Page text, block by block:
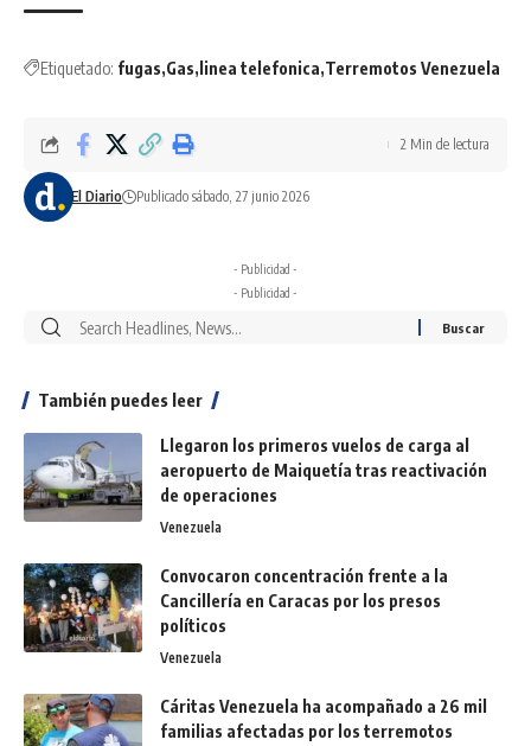
Etiquetado: fugas Gas linea telefonica Terremotos Venezuela
El Diario Publicado sábado, 27 junio 2026
2 Min de lectura
- Publicidad -
- Publicidad -
También puedes leer
Llegaron los primeros vuelos de carga al
aeropuerto de Maiquetía tras reactivación
de operaciones
Venezuela
Convocaron concentración frente a la
Cancillería en Caracas por los presos
políticos
Venezuela
Cáritas Venezuela ha acompañado a 26 mil
familias afectadas por los terremotos